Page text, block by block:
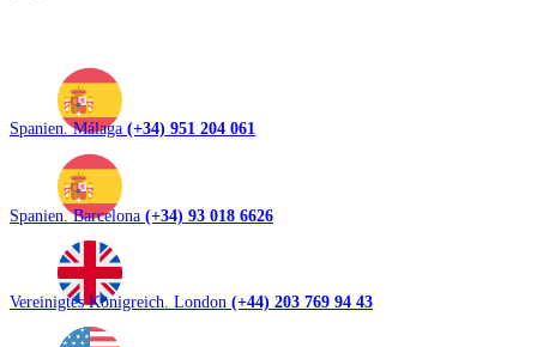
Spanien. Málaga (+34) 951 204 061
Spanien. Barcelona (+34) 93 018 6626
Vereinigtes Königreich. London (+44) 203 769 94 43